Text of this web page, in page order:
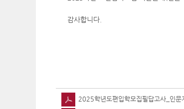
감사합니다.
2025학년도편입학모집필답고사_인